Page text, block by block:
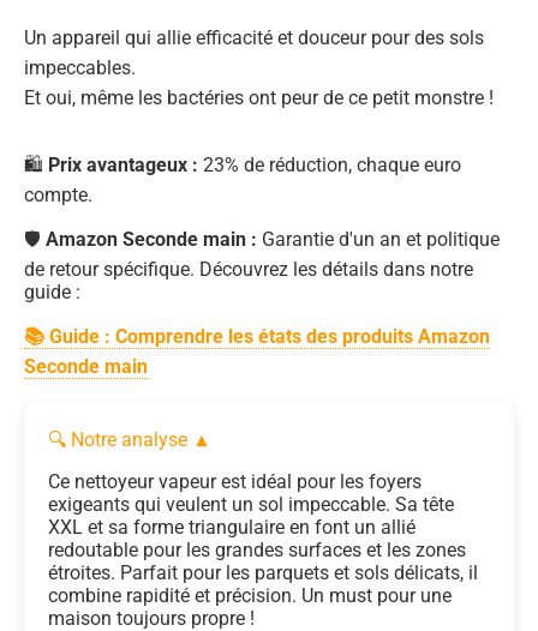
Un appareil qui allie efficacité et douceur pour des sols
impeccables.
Et oui, même les bactéries ont peur de ce petit monstre !
🛍️ Prix avantageux : 23% de réduction, chaque euro
compte.
🛡️ Amazon Seconde main : Garantie d'un an et politique
de retour spécifique. Découvrez les détails dans notre
guide :
📚 Guide : Comprendre les états des produits Amazon
Seconde main
🔍 Notre analyse ▲
Ce nettoyeur vapeur est idéal pour les foyers
exigeants qui veulent un sol impeccable. Sa tête
XXL et sa forme triangulaire en font un allié
redoutable pour les grandes surfaces et les zones
étroites. Parfait pour les parquets et sols délicats, il
combine rapidité et précision. Un must pour une
maison toujours propre !